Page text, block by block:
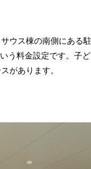
ウス棟の南側にある
う料金設定です。子
があります。